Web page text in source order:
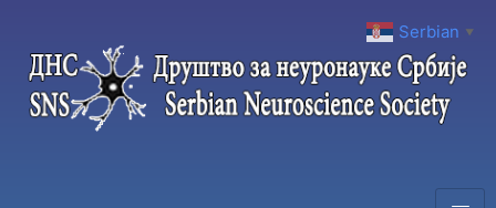
Serbian ▼